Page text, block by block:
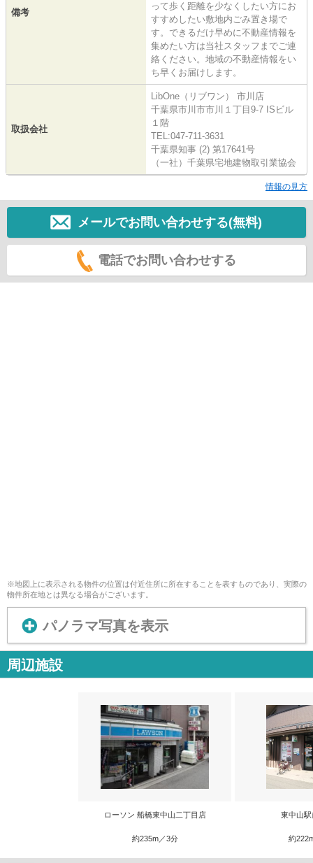
備考
って歩く距離を少なくしたい方にお
すすめしたい敷地内ごみ置き場で
す。できるだけ早めに不動産情報を
集めたい方は当社スタッフまでご連
絡ください。地域の不動産情報をい
ち早くお届けします。
取扱会社
LibOne（リブワン） 市川店
千葉県市川市市川１丁目9-7 ISビル
１階
TEL:047-711-3631
千葉県知事 (2) 第17641号
（一社）千葉県宅地建物取引業協会
情報の見方
メールでお問い合わせする(無料)
電話でお問い合わせする
※地図上に表示される物件の位置は付近住所に所在することを表すものであり、実際の
物件所在地とは異なる場合がございます。
パノラマ写真を表示
周辺施設
ローソン 船橋東中山二丁目店
約235m／3分
東中山
約